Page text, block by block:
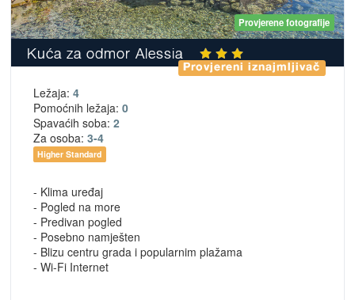
Provjerene fotografije
Kuća za odmor Alessia
Provjereni iznajmljivač
Ležaja: 4
Pomoćnih ležaja: 0
Spavaćih soba: 2
Za osoba: 3-4
Higher Standard
- Klima uređaj
- Pogled na more
- Predivan pogled
- Posebno namješten
- Blizu centru grada i popularnim plažama
- Wi-Fi Internet